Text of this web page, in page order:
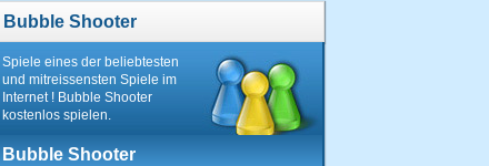
Bubble Shooter
Spiele eines der beliebtesten
und mitreissensten Spiele im
Internet ! Bubble Shooter
kostenlos spielen.
Bubble Shooter